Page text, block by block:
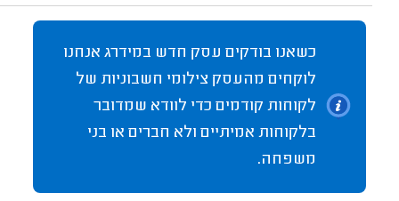
כשאנו בודקים עסק חדש במידרג אנחנו
לוקחים מהעסק צילומי חשבוניות של
לקוחות קודמים כדי לוודא שמדובר
בלקוחות אמיתיים ולא חברים או בני
משפחה.